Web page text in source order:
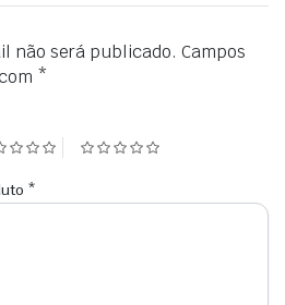
não será publicado. Campos
*
*